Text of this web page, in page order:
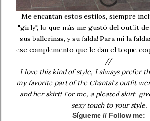
Me encantan estos estilos, siempre
"girly", lo que más me gustó del outfit
sus ballerinas, y su falda! Para mi la
ese complemento que le dan el toque
//
I love this kind of style, I always prefer
my favorite part of the Chantal's outfit
and her skirt! For me, a pleated skirt
sexy touch to your style.
Sígueme // Follow me: